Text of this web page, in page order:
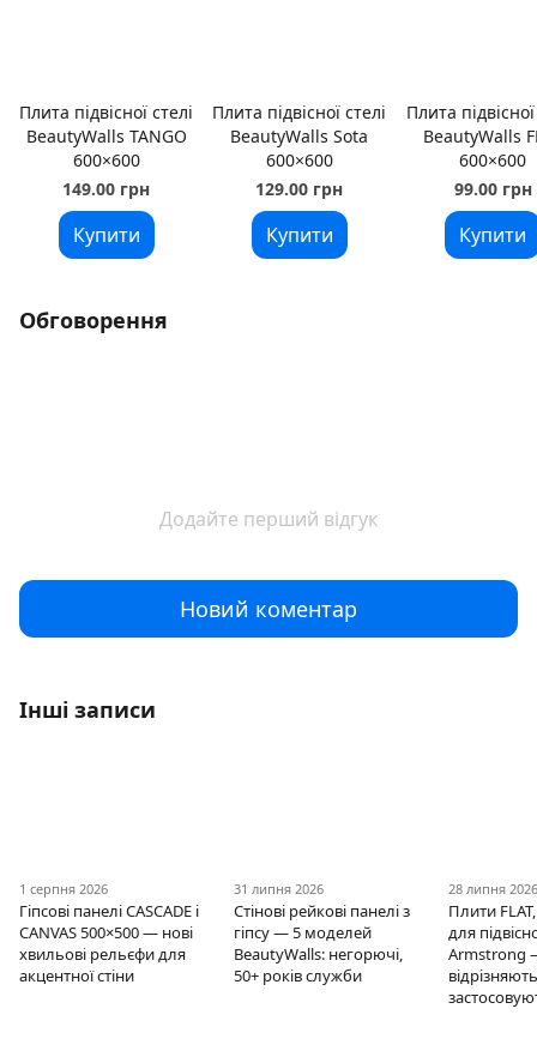
Плита підвісної стелі
BeautyWalls TANGO
600×600
149.00 грн
Купити
Плита підвісної стелі
BeautyWalls Sota
600×600
129.00 грн
Купити
Плита підвісної
BeautyWalls
600×600
99.00 грн
Купити
Обговорення
Додайте перший відгук
Новий коментар
Інші записи
1 серпня 2026
Гіпсові панелі CASCADE і
CANVAS 500×500 — нові
хвильові рельєфи для
акцентної стіни
31 липня 2026
Стінові рейкові панелі з
гіпсу — 5 моделей
BeautyWalls: негорючі,
50+ років служби
28 липня
Плити FLAT,
для
Armstrong